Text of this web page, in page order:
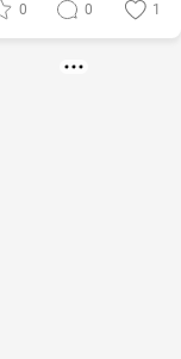
0 0 1